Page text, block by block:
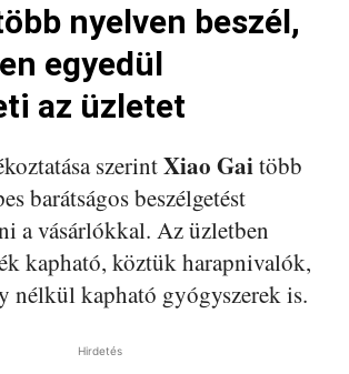
nyelven beszél,
egyedül
az üzletet
szerintXiao Gaitöbb
barátságos beszélgetést
a vásárlókkal. Az üzletben
kapható, köztük harapnivalók,
nélkül kapható gyógyszerek is.
Hirdetés